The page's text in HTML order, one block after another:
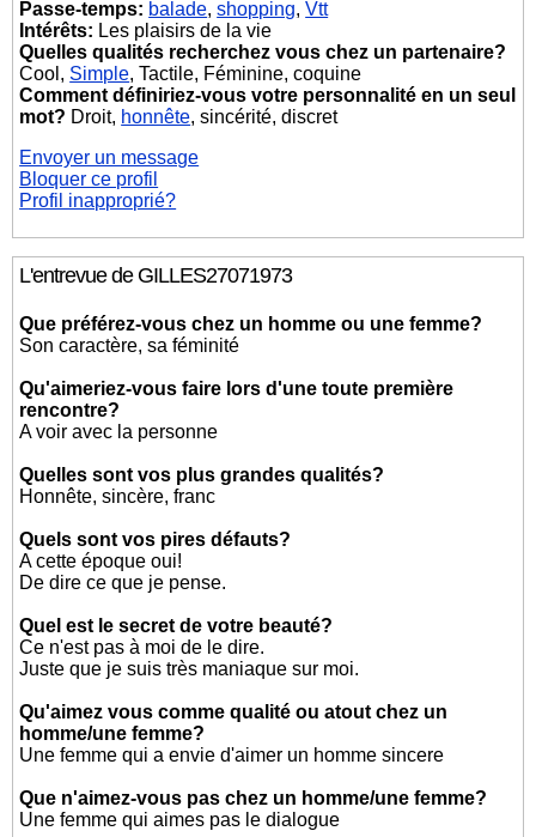
Passe-temps: balade,shopping,Vtt
Intérêts: Les plaisirs de la vie
Quelles qualités recherchez vous chez un partenaire?
Cool, Simple, Tactile, Féminine, coquine
Comment définiriez-vous votre personnalité en un seul
mot? Droit, honnête, sincérité, discret
Envoyer un message
Bloquer ce profil
Profil inapproprié?
L'entrevue de GILLES27071973
Que préférez-vous chez un homme ou une femme?
Son caractère, sa féminité
Qu'aimeriez-vous faire lors d'une toute première
rencontre?
A voir avec la personne
Quelles sont vos plus grandes qualités?
Honnête, sincère, franc
Quels sont vos pires défauts?
A cette époque oui!
De dire ce que je pense.
Quel est le secret de votre beauté?
Ce n'est pas à moi de le dire.
Juste que je suis très maniaque sur moi.
Qu'aimez vous comme qualité ou atout chez un
homme/une femme?
Une femme qui a envie d'aimer un homme sincere
Que n'aimez-vous pas chez un homme/une femme?
Une femme qui aimes pas le dialogue